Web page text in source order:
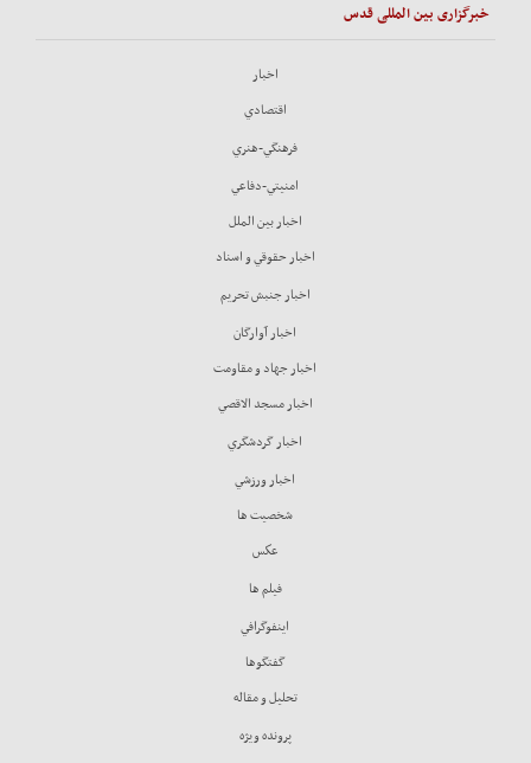
خبرگزاری بین المللی قدس
اخبار
اقتصادي
فرهنگي-هنري
امنيتي-دفاعي
اخبار بين الملل
اخبار حقوقي و اسناد
اخبار جنبش تحريم
اخبار آوارگان
اخبار جهاد و مقاومت
اخبار مسجد الاقصي
اخبار گردشگري
اخبار ورزشي
شخصيت ها
عكس
فيلم ها
اينفوگرافي
گفتگوها
تحليل و مقاله
پرونده ويژه